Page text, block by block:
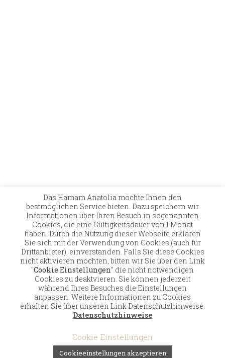
Kontakt Versand
Zahlungsmöglichkeiten
Widerruf
Allgemeine Geschäftsbedingungen
Datenschutz
Impressum
© 2026 Hamam Anatolia · Alle Rechte, Änderungen
und Irrtümer vorbehalten · Stand der Preisliste:
September 2022 · Alle gezeigten Angebote und Preise
beinhalten die gesetzliche Mehrwertsteuer
Vertrag widerrufen
Das Hamam Anatolia möchte Ihnen den
bestmöglichen Service bieten. Dazu speichern wir
Informationen über Ihren Besuch in sogenannten
Cookies, die eine Gültigkeitsdauer von 1 Monat
haben. Durch die Nutzung dieser Webseite erklären
Sie sich mit der Verwendung von Cookies (auch für
Drittanbieter), einverstanden. Falls Sie diese Cookies
nicht aktivieren möchten, bitten wir Sie über den Link
"Cookie Einstellungen" die nicht notwendigen
Cookies zu deaktvieren. Sie können jederzeit
während Ihres Besuches die Einstellungen
anpassen. Weitere Informationen zu Cookies
erhalten Sie über unseren Link Datenschutzhinweise.
Datenschutzhinweise
Cookie Einstellungen
Cookieeinstellungen akzeptieren